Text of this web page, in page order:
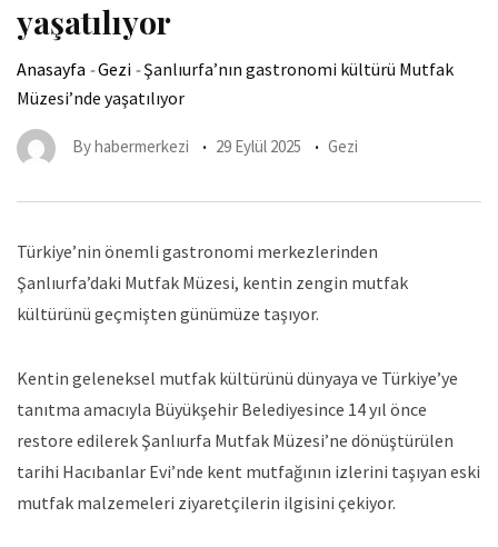
yaşatılıyor
Anasayfa -Gezi -Şanlıurfa’nın gastronomi kültürü Mutfak
Müzesi’nde yaşatılıyor
Byhabermerkezi 29 Eylül 2025 Gezi
Türkiye’nin önemli gastronomi merkezlerinden
Şanlıurfa’daki Mutfak Müzesi, kentin zengin mutfak
kültürünü geçmişten günümüze taşıyor.
Kentin geleneksel mutfak kültürünü dünyaya ve Türkiye’ye
tanıtma amacıyla Büyükşehir Belediyesince 14 yıl önce
restore edilerek Şanlıurfa Mutfak Müzesi’ne dönüştürülen
tarihi Hacıbanlar Evi’nde kent mutfağının izlerini taşıyan eski
mutfak malzemeleri ziyaretçilerin ilgisini çekiyor.